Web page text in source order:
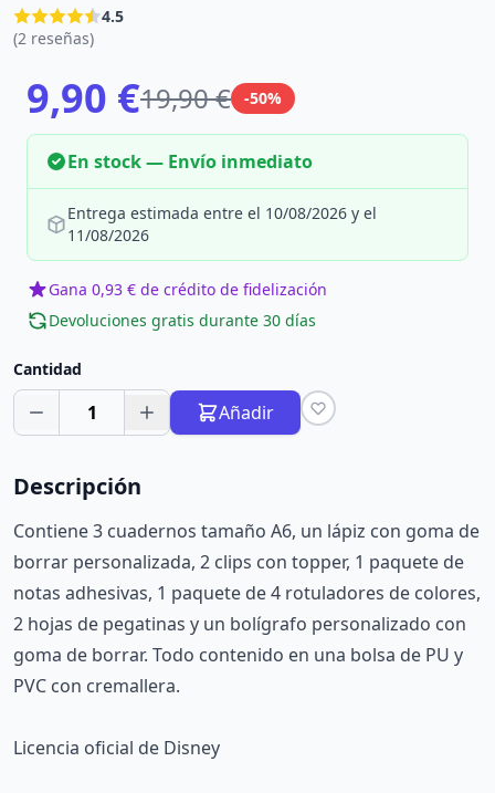
4.5
(2 reseñas)
9,90 €19,90 € -50%
En stock — Envío inmediato
Entrega estimada entre el 10/08/2026 y el
11/08/2026
Gana 0,93 € de crédito de fidelización
Devoluciones gratis durante 30 días
Cantidad
1 Añadir
Descripción
Contiene 3 cuadernos tamaño A6, un lápiz con goma de
borrar personalizada, 2 clips con topper, 1 paquete de
notas adhesivas, 1 paquete de 4 rotuladores de colores,
2 hojas de pegatinas y un bolígrafo personalizado con
goma de borrar. Todo contenido en una bolsa de PU y
PVC con cremallera.
Licencia oficial de Disney